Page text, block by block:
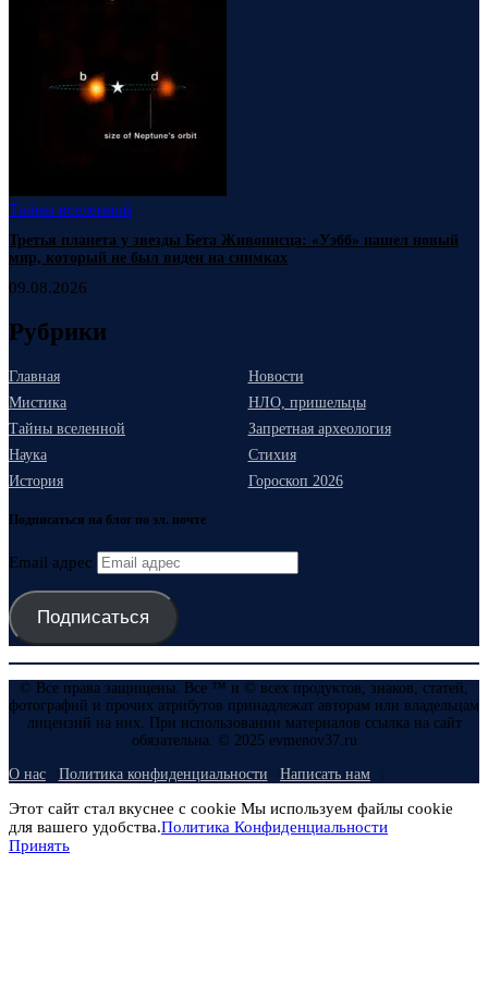
Тайны вселенной
Третья планета у звезды Бета Живописца: «Уэбб» нашел новый
мир, который не был виден на снимках
09.08.2026
Рубрики
Главная
Новости
Мистика
НЛО, пришельцы
Тайны вселенной
Запретная археология
Наука
Стихия
История
Гороскоп 2026
Подписаться на блог по эл. почте
Email адрес
Подписаться
© Все права защищены. Все ™ и © всех продуктов, знаков, статей,
фотографий и прочих атрибутов принадлежат авторам или владельцам
лицензий на них. При использовании материалов ссылка на сайт
обязательна. © 2025 evmenov37.ru
О нас Политика конфиденциальности Написать нам
Этот сайт стал вкуснее с cookie Мы используем файлы cookie
для вашего удобства.Политика Конфиденциальности
Принять